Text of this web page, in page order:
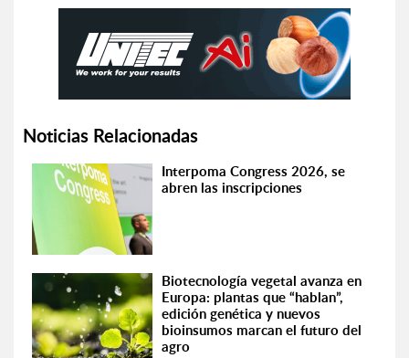
Noticias Relacionadas
Interpoma Congress 2026, se
abren las inscripciones
Biotecnología vegetal avanza en
Europa: plantas que “hablan”,
edición genética y nuevos
bioinsumos marcan el futuro del
agro